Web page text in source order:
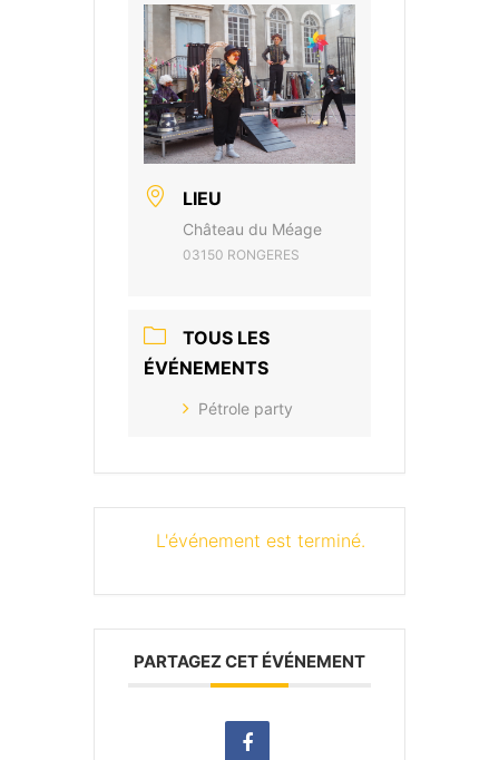
LIEU
Château du Méage
03150 RONGERES
TOUS LES
ÉVÉNEMENTS
Pétrole party
L'événement est terminé.
PARTAGEZ CET ÉVÉNEMENT